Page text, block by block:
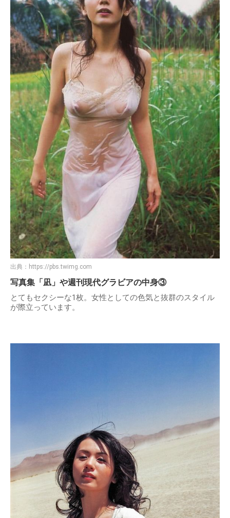
出典： https://pbs.twimg.com
写真集「凪」や週刊現代グラビアの中身③
とてもセクシーな1枚。女性としての色気と抜群のスタイル
が際立っています。